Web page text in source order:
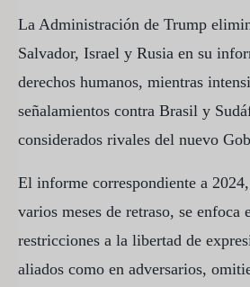
La Administración de Trump
Salvador, Israel y Rusia en su
derechos humanos, mientras
señalamientos contra Brasil y
considerados rivales del nuevo
El informe correspondiente a
varios meses de retraso, se enfoca
restricciones a la libertad de
aliados como en adversarios,